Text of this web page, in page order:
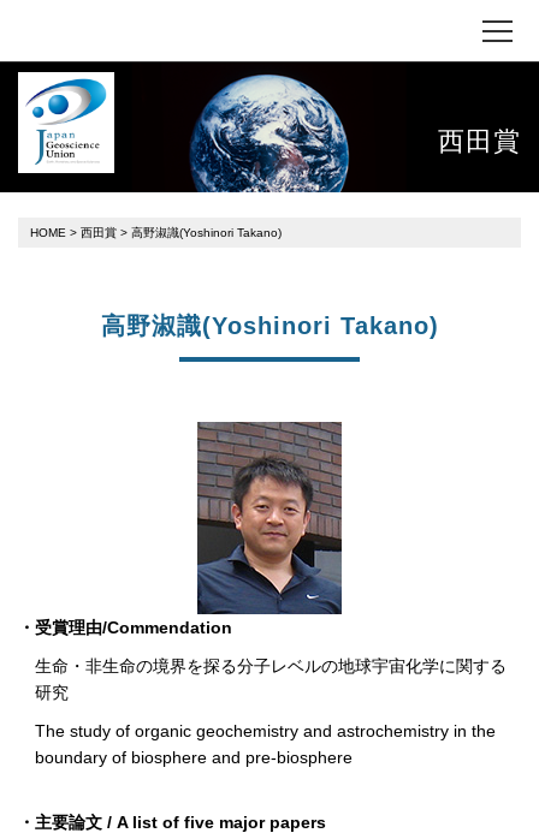
西田賞
HOME > 西田賞 > 高野淑識(Yoshinori Takano)
高野淑識(Yoshinori Takano)
・受賞理由/Commendation
生命・非生命の境界を探る分子レベルの地球宇宙化学に関する
研究
The study of organic geochemistry and astrochemistry in the
boundary of biosphere and pre-biosphere
・主要論文 / A list of five major papers